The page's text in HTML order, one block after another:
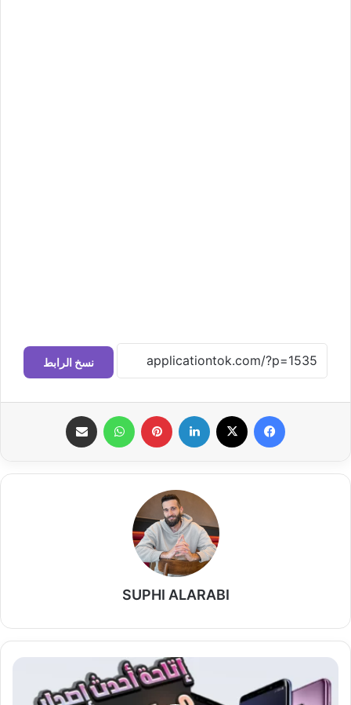
نسخ الرابط
فيسبوك لينكدإن بينتيريست واتساب
SUPHI ALARABI
أهم
الأجهزة
المدعومة